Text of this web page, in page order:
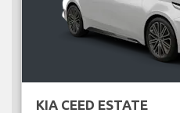
KIA CEED ESTATE